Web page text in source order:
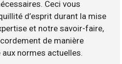
Ceci vous
d’esprit durant la mise
et notre savoir-faire,
de manière
normes actuelles.